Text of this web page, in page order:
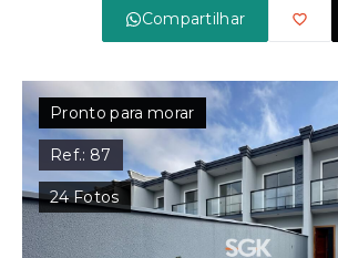
Compartilhar
Pronto para morar
Ref.: 87
24Fotos